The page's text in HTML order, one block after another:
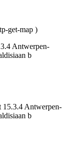
get-map )
Antwerpen-
b
15.3.4 Antwerpen-
b